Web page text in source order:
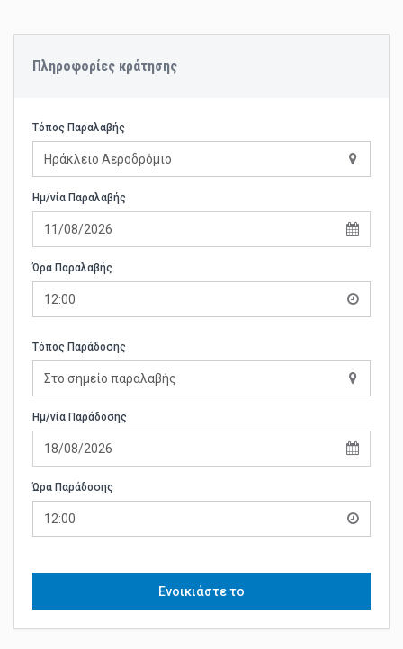
Πληροφορίες κράτησης
Τόπος Παραλαβής
Ηράκλειο Αεροδρόμιο
Ημ/νία Παραλαβής
Ώρα Παραλαβής
12:00
Τόπος Παράδοσης
Στο σημείο παραλαβής
Ημ/νία Παράδοσης
Ώρα Παράδοσης
12:00
Ενοικιάστε το